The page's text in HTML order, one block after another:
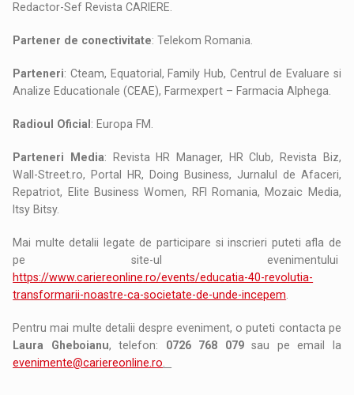
Redactor-Sef Revista CARIERE.
Partener de conectivitate: Telekom Romania.
Parteneri: Cteam, Equatorial, Family Hub, Centrul de Evaluare si
Analize Educationale (CEAE), Farmexpert – Farmacia Alphega.
Radioul Oficial : Europa FM.
Parteneri Media: Revista HR Manager, HR Club, Revista Biz,
Wall-Street.ro, Portal HR, Doing Business, Jurnalul de Afaceri,
Repatriot, Elite Business Women, RFI Romania, Mozaic Media,
Itsy Bitsy.
Mai multe detalii legate de participare si inscrieri puteti afla de
pe site-ul evenimentului
https://www.cariereonline.ro/events/educatia-40-revolutia-
transformarii-noastre-ca-societate-de-unde-incepem.
Pentru mai multe detalii despre eveniment, o puteti contacta pe
Laura Gheboianu, telefon: 0726 768 079sau pe email la
evenimente@cariereonline.ro.